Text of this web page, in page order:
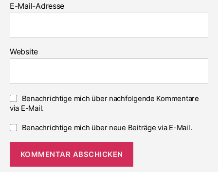
E-Mail-Adresse
Website
Benachrichtige mich über nachfolgende Kommentare
via E-Mail.
Benachrichtige mich über neue Beiträge via E-Mail.